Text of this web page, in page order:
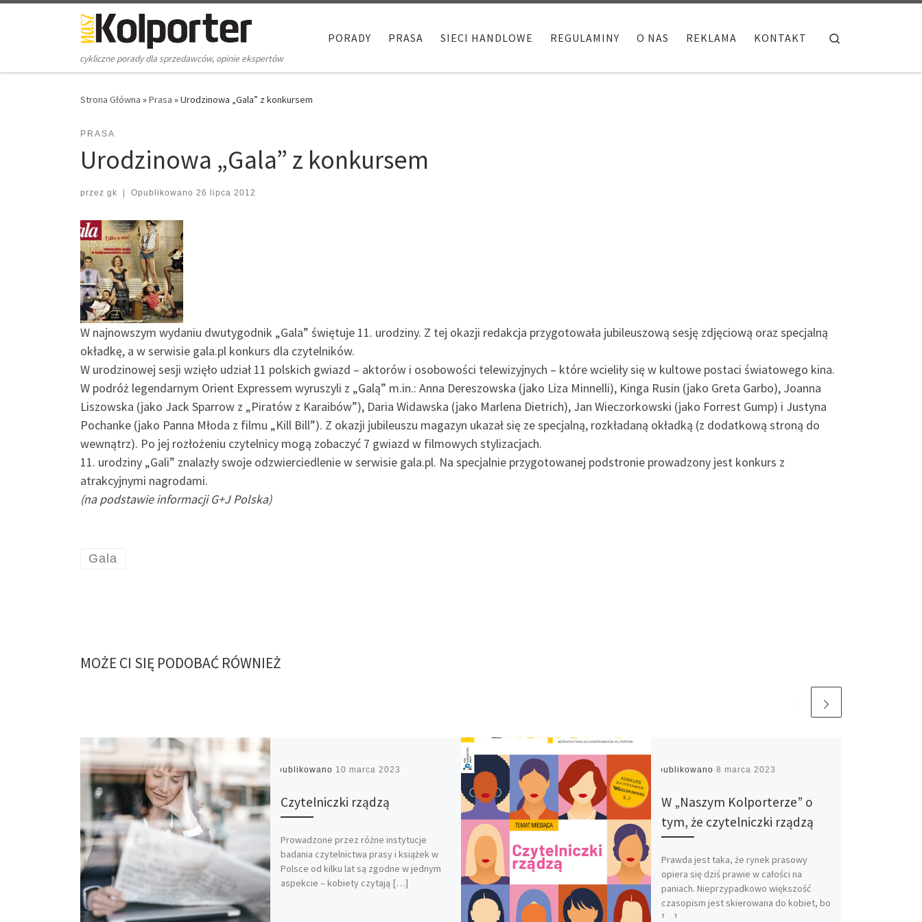
Skip to content
cykliczne porady dla sprzedawców, opinie ekspertów
PORADY PRASA SIECI HANDLOWE REGULAMINY O NAS REKLAMA KONTAKT
Strona Główna »Prasa »Urodzinowa „Gala” z konkursem
PRASA
Urodzinowa „Gala” z konkursem
przez gk Opublikowano 26 lipca 2012
W najnowszym wydaniu dwutygodnik „Gala” świętuje 11. urodziny. Z tej okazji redakcja przygotowała jubileuszową sesję zdjęciową oraz specjalną
okładkę, a w serwisie gala.pl konkurs dla czytelników.
W urodzinowej sesji wzięło udział 11 polskich gwiazd – aktorów i osobowości telewizyjnych – które wcieliły się w kultowe postaci światowego kina.
W podróż legendarnym Orient Expressem wyruszyli z „Galą” m.in.: Anna Dereszowska (jako Liza Minnelli), Kinga Rusin (jako Greta Garbo), Joanna
Liszowska (jako Jack Sparrow z „Piratów z Karaibów”), Daria Widawska (jako Marlena Dietrich), Jan Wieczorkowski (jako Forrest Gump) i Justyna
Pochanke (jako Panna Młoda z filmu „Kill Bill”). Z okazji jubileuszu magazyn ukazał się ze specjalną, rozkładaną okładką (z dodatkową stroną do
wewnątrz). Po jej rozłożeniu czytelnicy mogą zobaczyć 7 gwiazd w filmowych stylizacjach.
11. urodziny „Gali” znalazły swoje odzwierciedlenie w serwisie gala.pl. Na specjalnie przygotowanej podstronie prowadzony jest konkurs z
atrakcyjnymi nagrodami.
(na podstawie informacji G+J Polska)
Gala
MOŻE CI SIĘ PODOBAĆ RÓWNIEŻ
Opublikowano 10 marca 2023
Czytelniczki rządzą
Prowadzone przez różne instytucje
badania czytelnictwa prasy i książek w
Polsce od kilku lat są zgodne w jednym
aspekcie – kobiety czytają […]
Opublikowano 8 marca 2023
W „Naszym Kolporterze” o
tym, że czytelniczki rządzą
Prawda jest taka, że rynek prasowy
opiera się dziś prawie w całości na
paniach. Nieprzypadkowo większość
czasopism jest skierowana do kobiet, bo
[…]